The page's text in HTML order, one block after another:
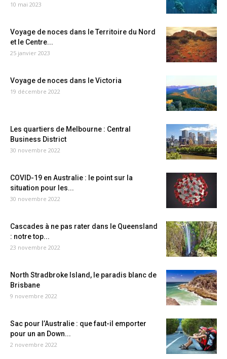
10 mai 2023
Voyage de noces dans le Territoire du Nord
et le Centre...
25 janvier 2023
Voyage de noces dans le Victoria
19 décembre 2022
Les quartiers de Melbourne : Central
Business District
30 novembre 2022
COVID-19 en Australie : le point sur la
situation pour les...
30 novembre 2022
Cascades à ne pas rater dans le Queensland
: notre top...
23 novembre 2022
North Stradbroke Island, le paradis blanc de
Brisbane
9 novembre 2022
Sac pour l’Australie : que faut-il emporter
pour un an Down...
2 novembre 2022